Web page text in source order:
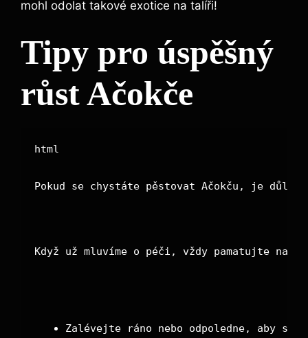
mohl odolat takové exotice na talíři!
Tipy pro úspěšný
růst Ačokče
Pokud se chystáte pěstovat Ačokču, je
Když už mluvíme o péči, vždy pamatujte na
Zalévejte ráno nebo odpoledne, aby se